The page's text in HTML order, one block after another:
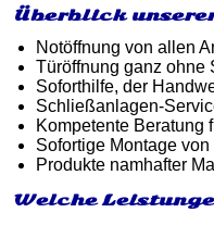
Überblick
Notöffnung von allen
Türöffnung ganz ohne
Soforthilfe, der
Schließanlagen-
Kompetente Beratung
Sofortige Montage
Produkte namhafter
Welche